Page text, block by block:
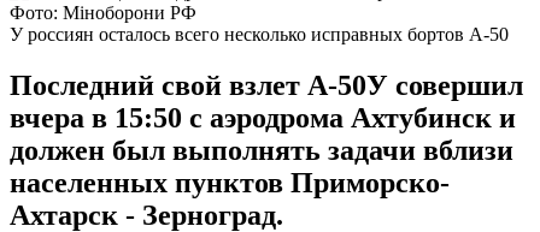
Фото: Міноборони РФ
У россиян осталось всего несколько исправных бортов А-50
Последний свой взлет А-50У совершил
вчера в 15:50 с аэродрома Ахтубинск и
должен был выполнять задачи вблизи
населенных пунктов Приморско-
Ахтарск - Зерноград.